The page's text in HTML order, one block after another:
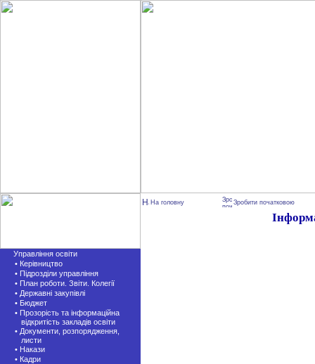
Управління освіти
• Керівництво
• Підрозділи управління
• План роботи. Звіти. Колегії
• Державні закупівлі
• Бюджет
• Прозорість та інформаційна
відкритість закладів освіти
• Документи, розпорядження,
листи
• Накази
• Кадри
На головну Зробити початковою